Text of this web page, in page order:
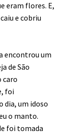
eram flores. E,
e cobriu
encontrou um
de São
caro
foi
dia, um idoso
o manto.
foi tomada